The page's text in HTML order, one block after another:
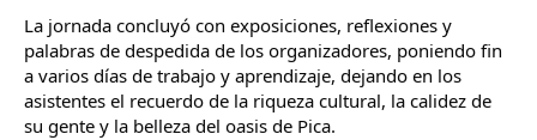
La jornada concluyó con exposiciones, reflexiones y
palabras de despedida de los organizadores, poniendo fin
a varios días de trabajo y aprendizaje, dejando en los
asistentes el recuerdo de la riqueza cultural, la calidez de
su gente y la belleza del oasis de Pica.